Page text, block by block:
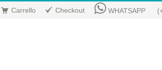
Carrello Checkout WHATSAPP